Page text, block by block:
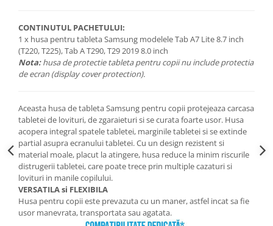
CONTINUTUL PACHETULUI:
1 x husa pentru tableta Samsung modelele Tab A7 Lite 8.7 inch
(T220, T225), Tab A T290, T29 2019 8.0 inch
Nota:husa de protectie tableta pentru copii nu include protectia
de ecran (display cover protection).
Aceasta husa de tableta Samsung pentru copii protejeaza carcasa
tabletei de lovituri, de zgaraieturi si se curata foarte usor. Husa
acopera integral spatele tabletei, marginile tabletei si se extinde
partial asupra ecranului tabletei. Cu un design rezistent si
material moale, placut la atingere, husa reduce la minim riscurile
distrugerii tabletei, care poate trece prin multiple cazaturi si
lovituri in manile copilului.
VERSATILA si FLEXIBILA
Husa pentru copii este prevazuta cu un maner, astfel incat sa fie
usor manevrata, transportata sau agatata.